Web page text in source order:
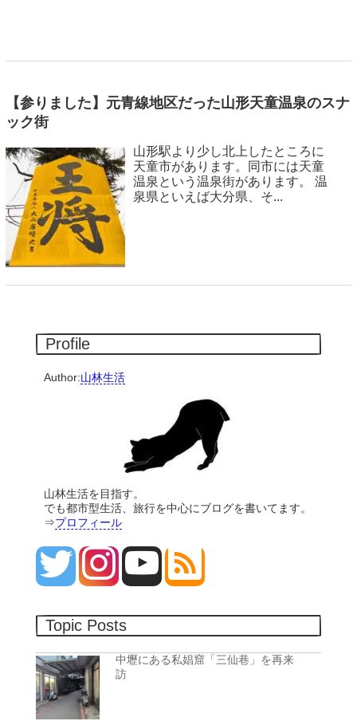
【参りました】元青線地区だった山形天童温泉のスナ
ック街
山形駅より少し北上したところに
天童市があります。同市には天童
温泉という温泉街があります。 温
泉県といえば大分県、そ...
Profile
Author:山林生活
山林生活を目指す。
でも都市型生活、旅行を中心にブログを書いてます。
⇒プロフィール
Topic Posts
中壢にある私娼窟「三仙巷」を再来
訪